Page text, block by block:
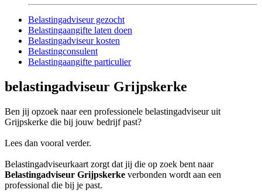
Belastingadviseur gezocht
Belastingaangifte laten doen
Belastingadviseur kosten
Belastingconsulent
Belastingaangifte particulier
belastingadviseur Grijpskerke
Ben jij opzoek naar een professionele belastingadviseur uit
Grijpskerke die bij jouw bedrijf past?
Lees dan vooral verder.
Belastingadviseurkaart zorgt dat jij die op zoek bent naar
Belastingadviseur Grijpskerke verbonden wordt aan een
professional die bij je past.